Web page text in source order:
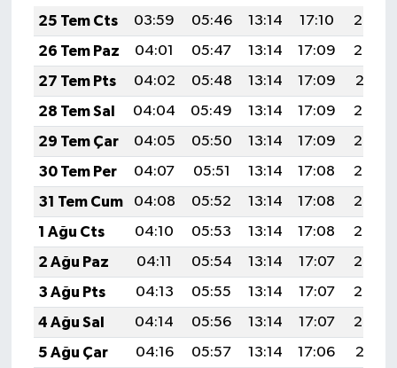
25 Tem Cts
03:59 05:46 13:14 17:10
20:32
26 Tem Paz
04:01 05:47 13:14 17:09
20:32
27 Tem Pts
04:02 05:48 13:14 17:09
20:31
28 Tem Sal
04:04 05:49 13:14 17:09
20:30
29 Tem Çar
04:05 05:50 13:14 17:09
20:29
30 Tem Per
04:07 05:51 13:14 17:08
20:28
31 Tem Cum
04:08 05:52 13:14 17:08
20:27
1 Ağu Cts
04:10 05:53 13:14 17:08
20:26
2 Ağu Paz
04:11 05:54 13:14 17:07
20:25
3 Ağu Pts
04:13 05:55 13:14 17:07
20:24
4 Ağu Sal
04:14 05:56 13:14 17:07
20:22
5 Ağu Çar
04:16 05:57 13:14 17:06
20:21